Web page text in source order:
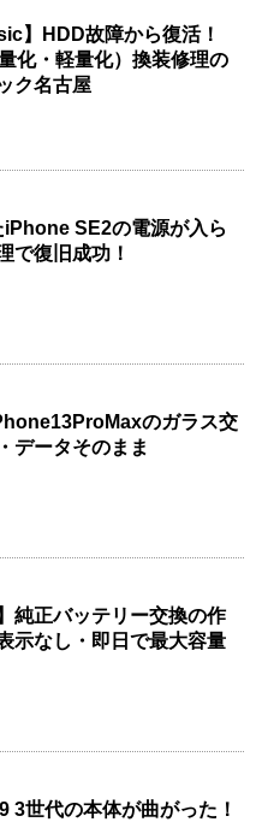
】HDD故障から復活！
化・軽量化）換装修理の
ク名古屋
iPhone SE2の電源が入ら
で復旧成功！
のガラス交
データそのまま
純正バッテリー交換の作
示なし・即日で最大容量
3世代の本体が曲がった！